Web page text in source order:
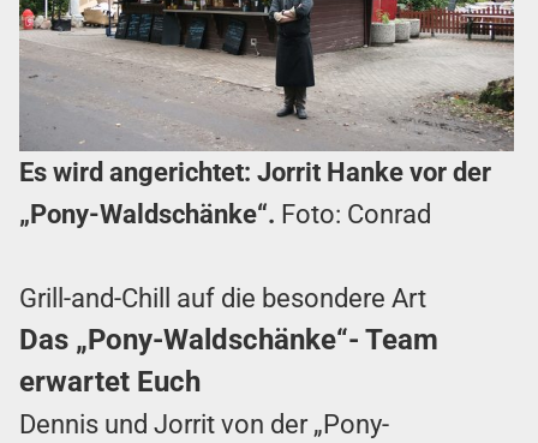
Es wird angerichtet: Jorrit Hanke vor der
„Pony-Waldschänke“. Foto: Conrad
Grill-and-Chill auf die besondere Art
Das „Pony-Waldschänke“- Team
erwartet Euch
Dennis und Jorrit von der „Pony-